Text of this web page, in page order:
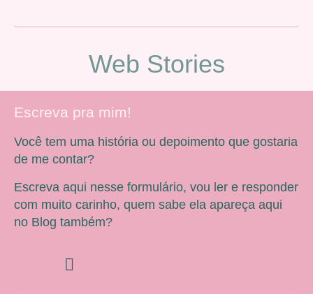
Web Stories
Escreva pra mim!
Você tem uma história ou depoimento que gostaria
de me contar?
Escreva aqui nesse formulário, vou ler e responder
com muito carinho, quem sabe ela apareça aqui
no Blog também?